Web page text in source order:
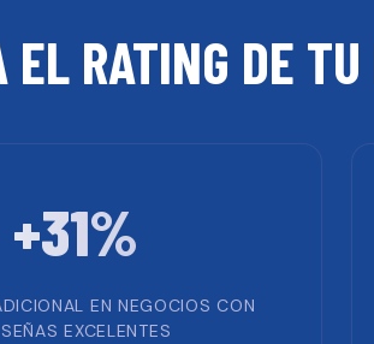
EL RATING DE TU
+31%
EN NEGOCIOS CON
EXCELENTES